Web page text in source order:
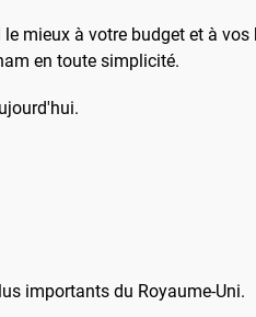
mieux à votre budget et à vos
en toute simplicité.
importants du Royaume-Uni.